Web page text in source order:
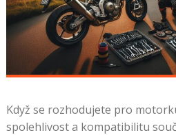
Když se rozhodujete pro
spolehlivost a kompatibilitu